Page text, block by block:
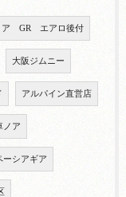
ア GR エアロ後付
大阪ジムニー
アルパイン直営店
ノア
ーシアギア